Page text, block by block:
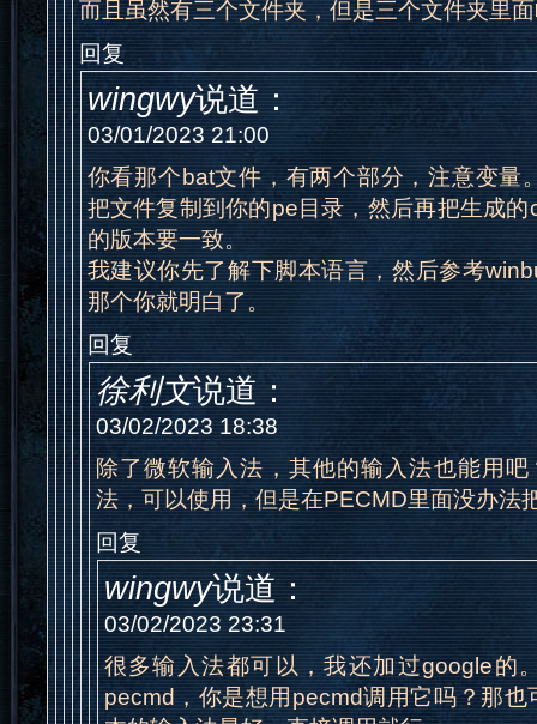
而且虽然有三个文件夹，但是三个文件夹里
回复
wingwy说道：
03/01/2023 21:00
你看那个bat文件，有两个部分，注意变量
把文件复制到你的pe目录，然后再把生成
的版本要一致。
我建议你先了解下脚本语言，然后参考
那个你就明白了。
回复
徐利文说道：
03/02/2023 18:38
除了微软输入法，其他的输入法也能用
法，可以使用，但是在PECMD里面没办法
回复
wingwy说道：
03/02/2023 23:31
很多输入法都可以，我还加过google的
pecmd，你是想用pecmd调用它吗？那也